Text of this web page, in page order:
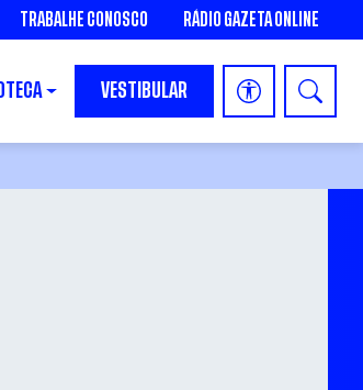
TRABALHE CONOSCO RÁDIO GAZETA ONLINE
VESTIBULAR